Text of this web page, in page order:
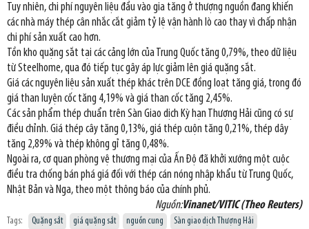
Tuy nhiên, chi phí nguyên liệu đầu vào gia tăng ở thượng nguồn đang khiến
các nhà máy thép cân nhắc cắt giảm tỷ lệ vận hành lò cao thay vì chấp nhận
chi phí sản xuất cao hơn.
Tồn kho quặng sắt tại các cảng lớn của Trung Quốc tăng 0,79%, theo dữ liệu
từ Steelhome, qua đó tiếp tục gây áp lực giảm lên giá quặng sắt.
Giá các nguyên liệu sản xuất thép khác trên DCE đồng loạt tăng giá, trong đó
giá than luyện cốc tăng 4,19% và giá than cốc tăng 2,45%.
Các sản phẩm thép chuẩn trên Sàn Giao dịch Kỳ hạn Thượng Hải cũng có sự
điều chỉnh. Giá thép cây tăng 0,13%, giá thép cuộn tăng 0,21%, thép dây
tăng 2,89% và thép không gỉ tăng 0,48%.
Ngoài ra, cơ quan phòng vệ thương mại của Ấn Độ đã khởi xướng một cuộc
điều tra chống bán phá giá đối với thép cán nóng nhập khẩu từ Trung Quốc,
Nhật Bản và Nga, theo một thông báo của chính phủ.
Nguồn:Vinanet/VITIC (Theo Reuters)
Tags: Quặng sắt giá quặng sắt nguồn cung
Sàn giao dịch Thượng Hải